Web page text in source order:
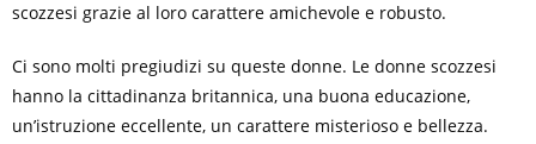
scozzesi grazie al loro carattere amichevole e robusto.
Ci sono molti pregiudizi su queste donne. Le donne scozzesi
hanno la cittadinanza britannica, una buona educazione,
un’istruzione eccellente, un carattere misterioso e bellezza.